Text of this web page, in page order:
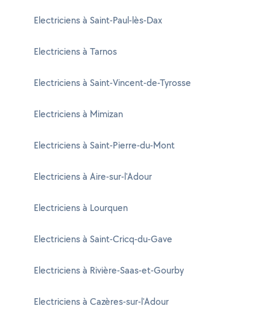
Electriciens à Saint-Paul-lès-Dax
Electriciens à Tarnos
Electriciens à Saint-Vincent-de-Tyrosse
Electriciens à Mimizan
Electriciens à Saint-Pierre-du-Mont
Electriciens à Aire-sur-l'Adour
Electriciens à Lourquen
Electriciens à Saint-Cricq-du-Gave
Electriciens à Rivière-Saas-et-Gourby
Electriciens à Cazères-sur-l'Adour